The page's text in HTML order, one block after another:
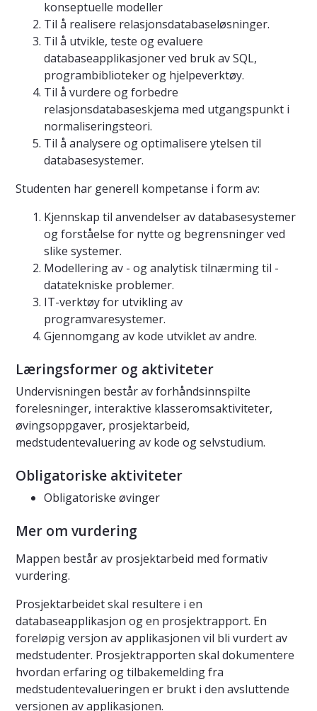
konseptuelle modeller
Til å realisere relasjonsdatabaseløsninger.
Til å utvikle, teste og evaluere
databaseapplikasjoner ved bruk av SQL,
programbiblioteker og hjelpeverktøy.
Til å vurdere og forbedre
relasjonsdatabaseskjema med utgangspunkt i
normaliseringsteori.
Til å analysere og optimalisere ytelsen til
databasesystemer.
Studenten har generell kompetanse i form av:
Kjennskap til anvendelser av databasesystemer
og forståelse for nytte og begrensninger ved
slike systemer.
Modellering av - og analytisk tilnærming til -
datatekniske problemer.
IT-verktøy for utvikling av
programvaresystemer.
Gjennomgang av kode utviklet av andre.
Læringsformer og aktiviteter
Undervisningen består av forhåndsinnspilte
forelesninger, interaktive klasseromsaktiviteter,
øvingsoppgaver, prosjektarbeid,
medstudentevaluering av kode og selvstudium.
Obligatoriske aktiviteter
Obligatoriske øvinger
Mer om vurdering
Mappen består av prosjektarbeid med formativ
vurdering.
Prosjektarbeidet skal resultere i en
databaseapplikasjon og en prosjektrapport. En
foreløpig versjon av applikasjonen vil bli vurdert av
medstudenter. Prosjektrapporten skal dokumentere
hvordan erfaring og tilbakemelding fra
medstudentevalueringen er brukt i den avsluttende
versjonen av applikasjonen.